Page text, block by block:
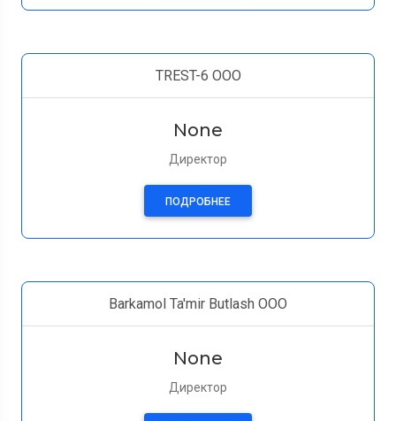
TREST-6 OOO
None
Директор
ПОДРОБНЕЕ
Barkamol Ta'mir Butlash OOO
None
Директор